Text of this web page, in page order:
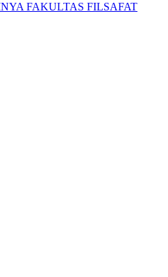
FAKULTAS FILSAFAT